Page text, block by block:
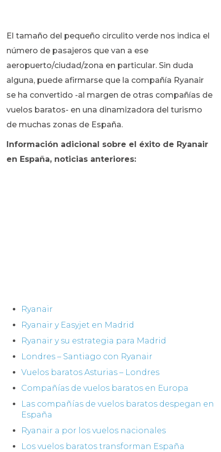
El tamaño del pequeño circulito verde nos indica el
número de pasajeros que van a ese
aeropuerto/ciudad/zona en particular. Sin duda
alguna, puede afirmarse que la compañía Ryanair
se ha convertido -al margen de otras compañías de
vuelos baratos- en una dinamizadora del turismo
de muchas zonas de España.
Información adicional sobre el éxito de Ryanair
en España, noticias anteriores:
Ryanair
Ryanair y Easyjet en Madrid
Ryanair y su estrategia para Madrid
Londres – Santiago con Ryanair
Vuelos baratos Asturias – Londres
Compañías de vuelos baratos en Europa
Las compañías de vuelos baratos despegan en
España
Ryanair a por los vuelos nacionales
Los vuelos baratos transforman España